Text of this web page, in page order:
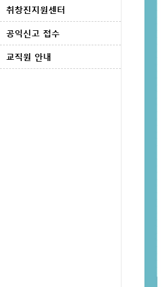
취창진지원센터
공익신고 접수
교직원 안내